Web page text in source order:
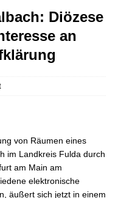
Diözese
an
von Räumen eines
im Landkreis Fulda durch
am Main am
elektronische
äußert sich jetzt in einem